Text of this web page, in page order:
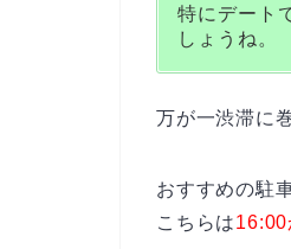
特にデート
しょうね。
万が一渋滞に
おすすめの駐
こちらは